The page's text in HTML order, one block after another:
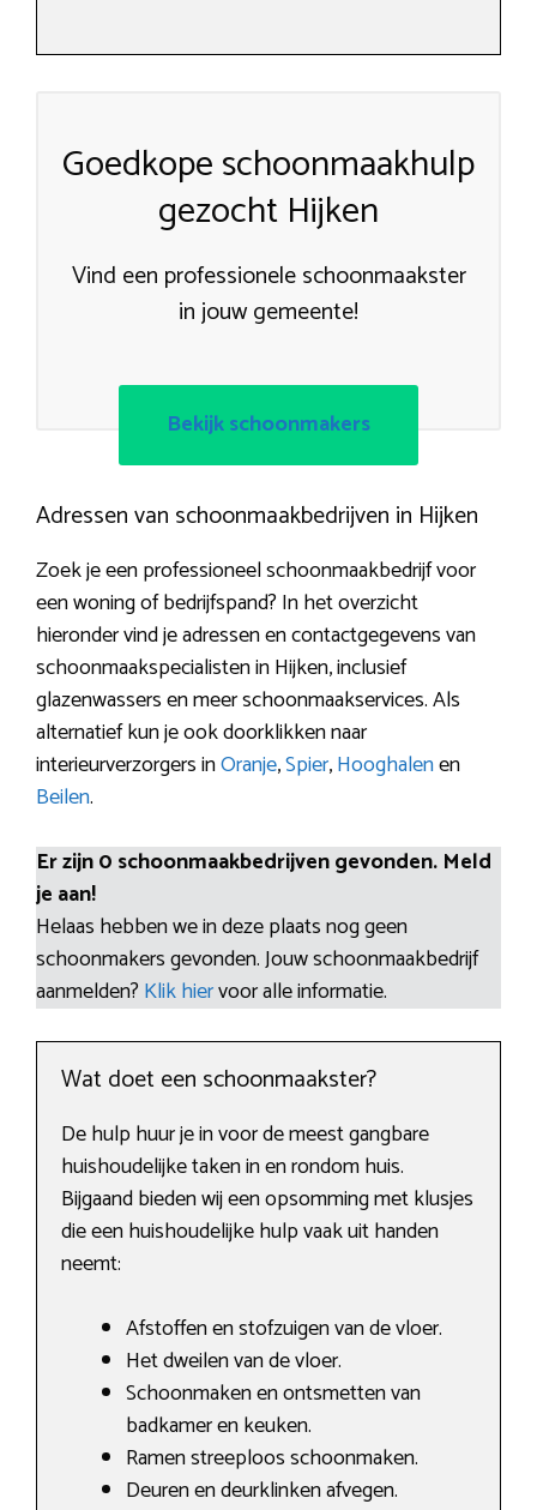
Goedkope schoonmaakhulp
gezocht Hijken
Vind een professionele schoonmaakster
in jouw gemeente!
Bekijk schoonmakers
Adressen van schoonmaakbedrijven in Hijken
Zoek je een professioneel schoonmaakbedrijf voor
een woning of bedrijfspand? In het overzicht
hieronder vind je adressen en contactgegevens van
schoonmaakspecialisten in Hijken, inclusief
glazenwassers en meer schoonmaakservices. Als
alternatief kun je ook doorklikken naar
interieurverzorgers inOranje,Spier,Hooghalenen
Beilen.
Er zijn 0 schoonmaakbedrijven gevonden. Meld
je aan!
Helaas hebben we in deze plaats nog geen
schoonmakers gevonden. Jouw schoonmaakbedrijf
aanmelden? Klik hiervoor alle informatie.
Wat doet een schoonmaakster?
De hulp huur je in voor de meest gangbare
huishoudelijke taken in en rondom huis.
Bijgaand bieden wij een opsomming met klusjes
die een huishoudelijke hulp vaak uit handen
neemt:
Afstoffen en stofzuigen van de vloer.
Het dweilen van de vloer.
Schoonmaken en ontsmetten van
badkamer en keuken.
Ramen streeploos schoonmaken.
Deuren en deurklinken afvegen.